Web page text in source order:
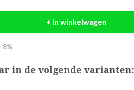
+ In winkelwagen
8%
in de volgende varianten: